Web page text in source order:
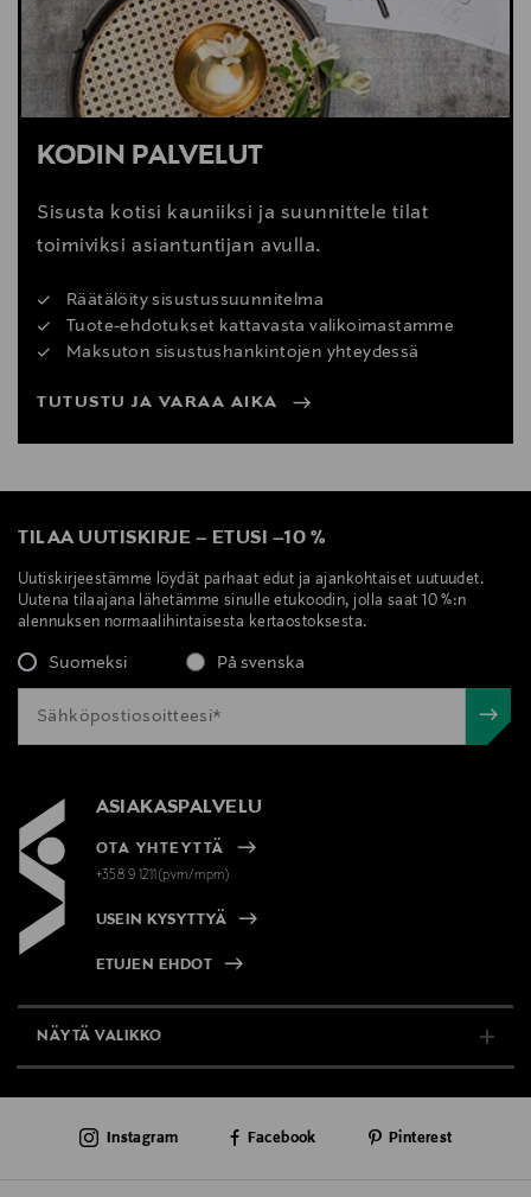
KODIN PALVELUT
Sisusta kotisi kauniiksi ja suunnittele tilat
toimiviksi asiantuntijan avulla.
Räätälöity sisustussuunnitelma
Tuote-ehdotukset kattavasta valikoimastamme
Maksuton sisustushankintojen yhteydessä
TUTUSTU JA VARAA AIKA
TILAA UUTISKIRJE – ETUSI –10 %
Uutiskirjeestämme löydät parhaat edut ja ajankohtaiset uutuudet.
Uutena tilaajana lähetämme sinulle etukoodin, jolla saat 10 %:n
alennuksen normaalihintaisesta kertaostoksesta.
Suomeksi På svenska
ASIAKASPALVELU
OTA YHTEYTTÄ
+358 9 1211(pvm/mpm)
USEIN KYSYTTYÄ
ETUJEN EHDOT
NÄYTÄ VALIKKO
AJANKOHTAISTA
Instagram Facebook Pinterest